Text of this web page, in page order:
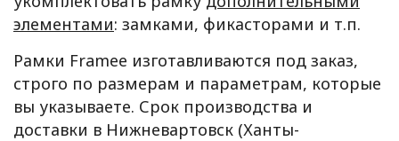
элементами: замками, фикасторами и т.п.
Рамки Framee изготавливаются под заказ,
строго по размерам и параметрам, которые
вы указываете. Срок производства и
доставки в Нижневартовск (Ханты-